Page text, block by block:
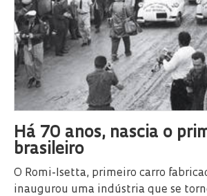
Há 70 anos, nascia o
brasileiro
O Romi-Isetta, primeiro carro
inaugurou uma indústria que se